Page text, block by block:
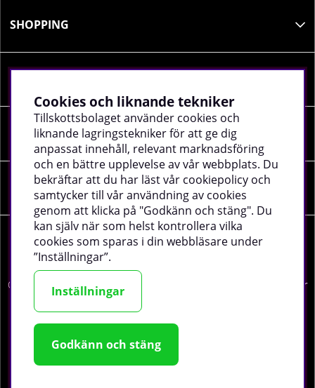
SHOPPING
SOCIALA MEDIER
FÖRETAGSUPPGIFTER
© 2026 tillskottsbolaget.se. Vi använder cookies -
läs mer
Cookies och liknande tekniker
Tillskottsbolaget använder cookies och
liknande lagringstekniker för att ge dig
anpassat innehåll, relevant marknadsföring
och en bättre upplevelse av vår webbplats. Du
bekräftar att du har läst vår cookiepolicy och
samtycker till vår användning av cookies
genom att klicka på "Godkänn och stäng". Du
kan själv när som helst kontrollera vilka
cookies som sparas i din webbläsare under
”Inställningar”.
Inställningar
Godkänn och stäng